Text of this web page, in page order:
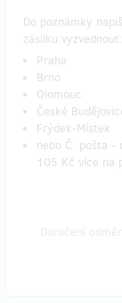
Do poznámky
zásilku vyzvednout:
Praha
Brno
Olomouc
České
Frýdek-Místek
nebo Č. pošta -
105 Kč více na